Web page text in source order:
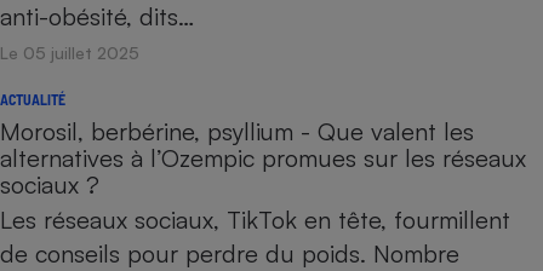
anti-obésité, dits…
Le 05 juillet 2025
ACTUALITÉ
Morosil, berbérine, psyllium - Que valent les
alternatives à l’Ozempic promues sur les réseaux
sociaux ?
Les réseaux sociaux, TikTok en tête, fourmillent
de conseils pour perdre du poids. Nombre